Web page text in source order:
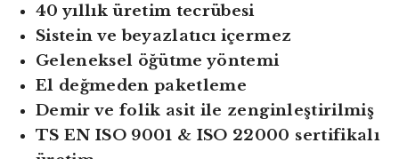
40 yıllık üretim tecrübesi
Sistein ve beyazlatıcı içermez
Geleneksel öğütme yöntemi
El değmeden paketleme
Demir ve folik asit ile zenginleştirilmiş
TS EN ISO 9001 & ISO 22000 sertifikalı